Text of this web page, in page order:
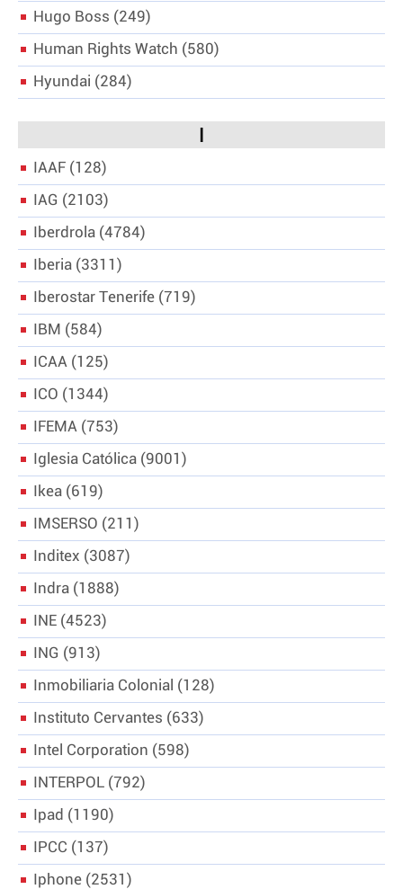
Hugo Boss
249
Human Rights Watch
580
Hyundai
284
IAAF
128
IAG
2103
Iberdrola 4784
Iberia
3311
Iberostar Tenerife 719
IBM
584
ICAA
125
ICO
1344
IFEMA 753
Iglesia Católica 9001
Ikea
619
IMSERSO
211
Inditex
3087
Indra
1888
INE 4523
ING
913
Inmobiliaria Colonial
128
Instituto Cervantes
633
Intel Corporation
598
INTERPOL 792
Ipad
1190
IPCC
137
Iphone
2531